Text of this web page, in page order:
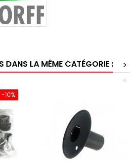
DANS LA MÊME CATÉGORIE :
>
<
-10%